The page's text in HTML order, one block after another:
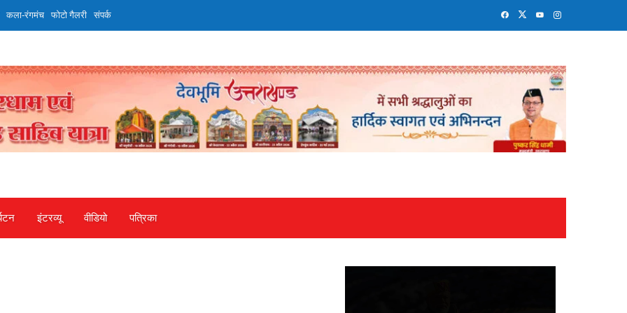
कला-रंगमंच फोटो गैलरी संपर्क
इंटरव्‍यू वीडियो पत्रिका